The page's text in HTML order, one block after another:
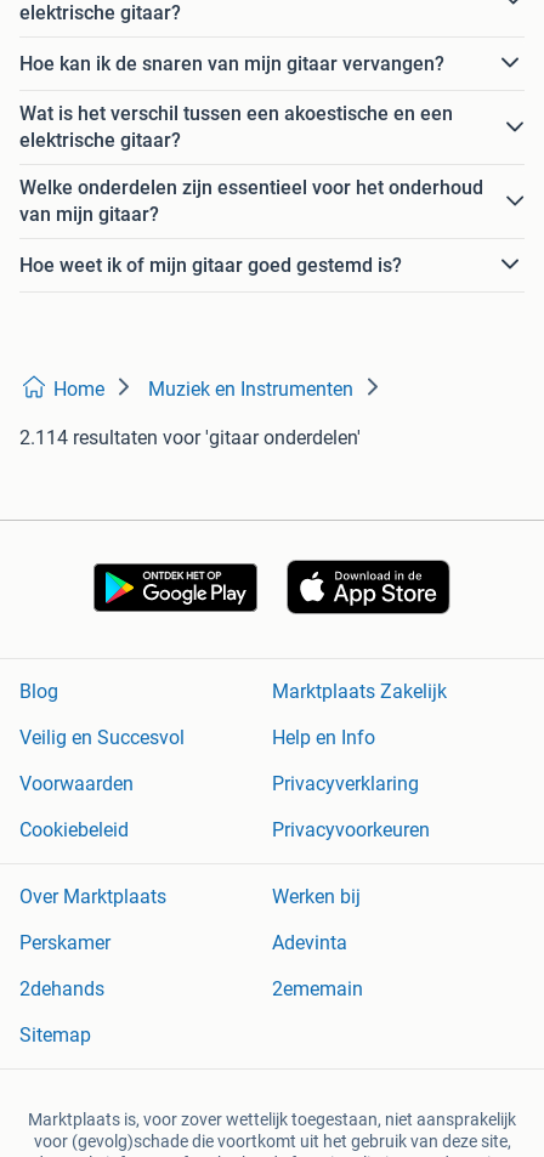
elektrische gitaar?
Hoe kan ik de snaren van mijn gitaar vervangen?
Wat is het verschil tussen een akoestische en een
elektrische gitaar?
Welke onderdelen zijn essentieel voor het onderhoud
van mijn gitaar?
Hoe weet ik of mijn gitaar goed gestemd is?
Home Muziek en Instrumenten
2.114 resultaten voor 'gitaar onderdelen'
Blog
Marktplaats Zakelijk
Veilig en Succesvol
Help en Info
Voorwaarden
Privacyverklaring
Cookiebeleid
Privacyvoorkeuren
Over Marktplaats
Werken bij
Perskamer
Adevinta
2dehands
2ememain
Sitemap
Marktplaats is, voor zover wettelijk toegestaan, niet aansprakelijk
voor (gevolg)schade die voortkomt uit het gebruik van deze site,